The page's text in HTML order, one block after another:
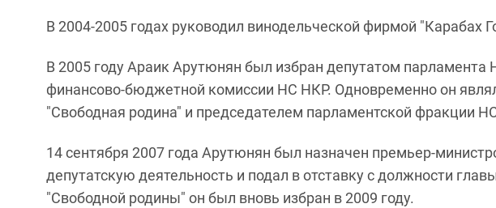
В 2004-2005 годах руководил винодельческой фирмой "Карабах
В 2005 году Араик Арутюнян был избран депутатом парламента
финансово-бюджетной комиссии НС НКР. Одновременно он
"Свободная родина" и председателем парламентской фракции
14 сентября 2007 года Арутюнян был назначен премьер-
депутатскую деятельность и подал в отставку с должности
"Свободной родины" он был вновь избран в 2009 году.